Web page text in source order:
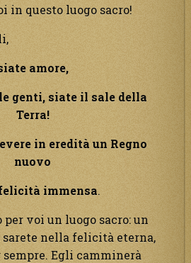
in questo luogo sacro!
amore,
genti, siate il sale della
Terra!
in eredità un Regno
nuovo
immensa.
per voi un luogo sacro: un
nella felicità eterna,
sempre. Egli camminerà